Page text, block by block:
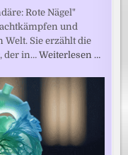
Rote Nägel"
und
Sie erzählt die
der in…Weiterlesen …